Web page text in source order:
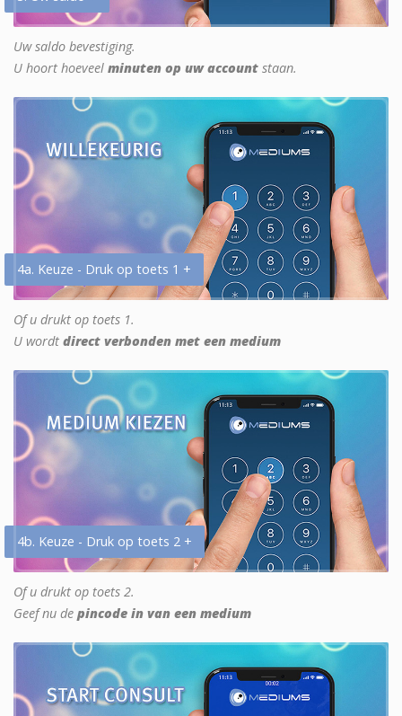
Uw saldo bevestiging.
U hoort hoeveel minuten op uw account staan.
4a. Keuze - Druk op toets 1 +
Of u drukt op toets 1.
U wordt direct verbonden met een medium
4b. Keuze - Druk op toets 2 +
Of u drukt op toets 2.
Geef nu de pincode in van een medium